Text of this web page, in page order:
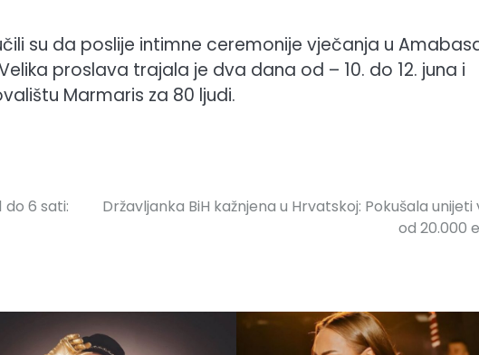
su da poslije intimne ceremonije vječanja u
proslava trajala je dva dana od – 10. do 12. juna i
Marmaris za 80 ljudi.
6 sati:
Državljanka BiH kažnjena u Hrvatskoj: Pokušala unijeti
od 20.000